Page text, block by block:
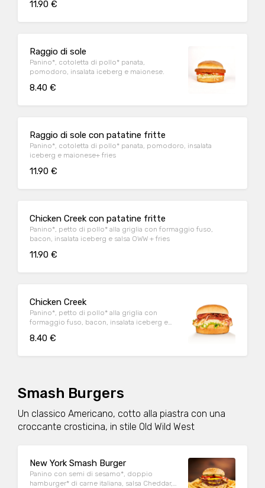
11.90 €
Raggio di sole
Panino*, cotoletta di pollo* panata,
pomodoro, insalata iceberg e maionese.
8.40 €
Raggio di sole con patatine fritte
Panino*, cotoletta di pollo* panata, pomodoro, insalata
iceberg e maionese+ fries
11.90 €
Chicken Creek con patatine fritte
Panino*, petto di pollo* alla griglia con formaggio fuso,
bacon, insalata iceberg e salsa OWW + fries
11.90 €
Chicken Creek
Panino*, petto di pollo* alla griglia con
formaggio fuso, bacon, insalata iceberg e
8.40 €
Smash Burgers
Un classico Americano, cotto alla piastra con una
croccante crosticina, in stile Old Wild West
New York Smash Burger
Panino con semi di sesamo*, doppio
hamburger* di carne italiana, salsa Cheddar,